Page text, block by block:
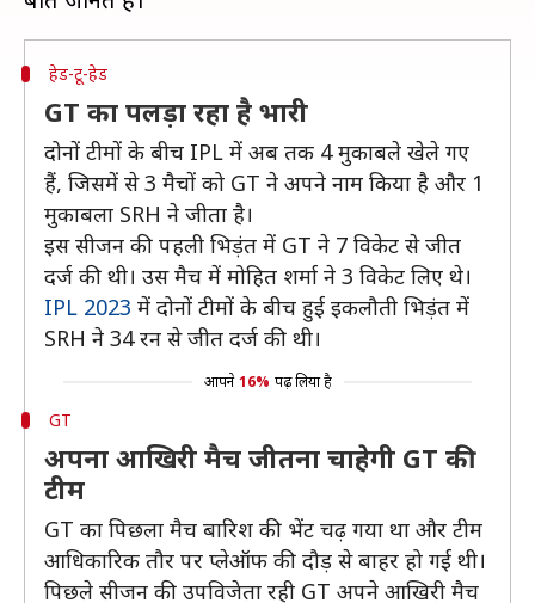
हेड-टू-हेड
GT का पलड़ा रहा है भारी
दोनों टीमों के बीच IPL में अब तक 4 मुकाबले खेले गए
हैं, जिसमें से 3 मैचों को GT ने अपने नाम किया है और 1
मुकाबला SRH ने जीता है।
इस सीजन की पहली भिड़ंत में GT ने 7 विकेट से जीत
दर्ज की थी। उस मैच में मोहित शर्मा ने 3 विकेट लिए थे।
IPL 2023 में दोनों टीमों के बीच हुई इकलौती भिड़ंत में
SRH ने 34 रन से जीत दर्ज की थी।
आपने 16% पढ़ लिया है
GT
अपना आखिरी मैच जीतना चाहेगी GT की
टीम
GT का पिछला मैच बारिश की भेंट चढ़ गया था और टीम
आधिकारिक तौर पर प्लेऑफ की दौड़ से बाहर हो गई थी।
पिछले सीजन की उपविजेता रही GT अपने आखिरी मैच